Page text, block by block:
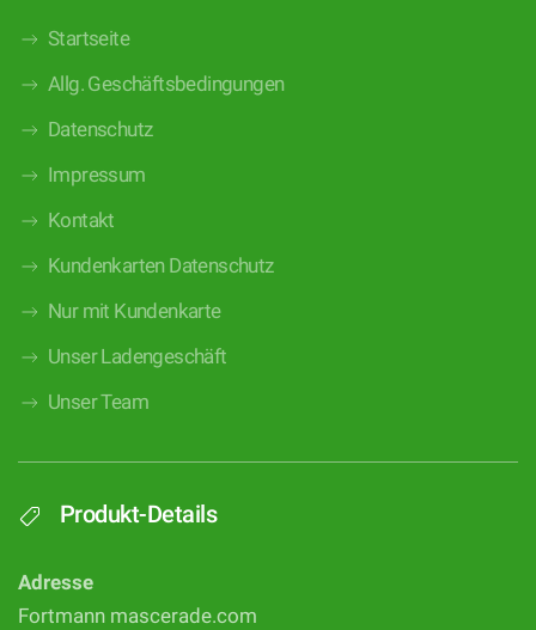
Startseite
Allg. Geschäftsbedingungen
Datenschutz
Impressum
Kontakt
Kundenkarten Datenschutz
Nur mit Kundenkarte
Unser Ladengeschäft
Unser Team
Produkt-Details
Adresse
Fortmann mascerade.com